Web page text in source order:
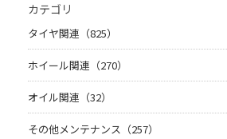
カテゴリ
タイヤ関連（825）
ホイール関連（270）
オイル関連（32）
その他メンテナンス（257）